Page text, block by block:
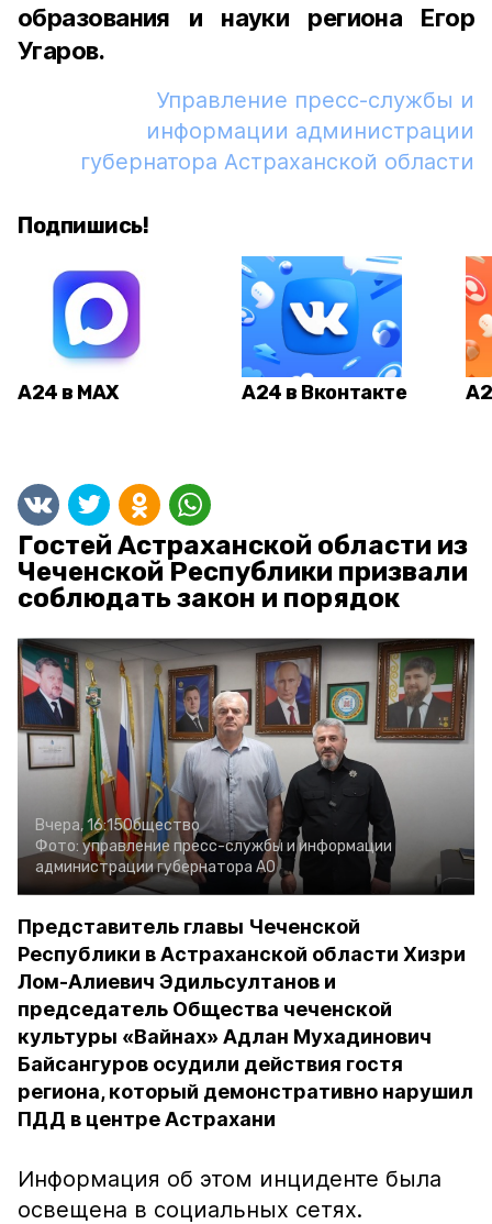
образования и науки региона Егор
Угаров.
Управление пресс-службы и
информации администрации
губернатора Астраханской области
Подпишись!
А24 в MAX А24 в Вконтакте
Гостей Астраханской области из
Чеченской Республики призвали
соблюдать закон и порядок
Вчера, 16:15Общество
Фото: управление пресс-службы и информации
администрации губернатора АО
Представитель главы Чеченской
Республики в Астраханской области Хизри
Лом-Алиевич Эдильсултанов и
председатель Общества чеченской
культуры «Вайнах» Адлан Мухадинович
Байсангуров осудили действия гостя
региона, который демонстративно нарушил
ПДД в центре Астрахани
Информация об этом инциденте была
освещена в социальных сетях.